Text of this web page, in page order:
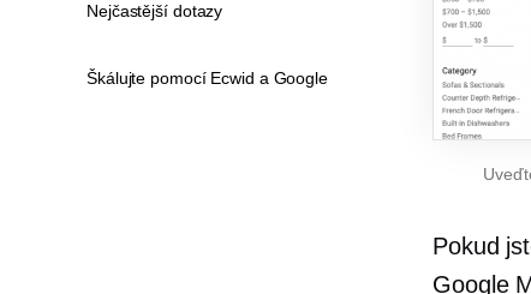
Pokud
Google
Nejčastější dotazy
Škálujte pomocí Ecwid a Google